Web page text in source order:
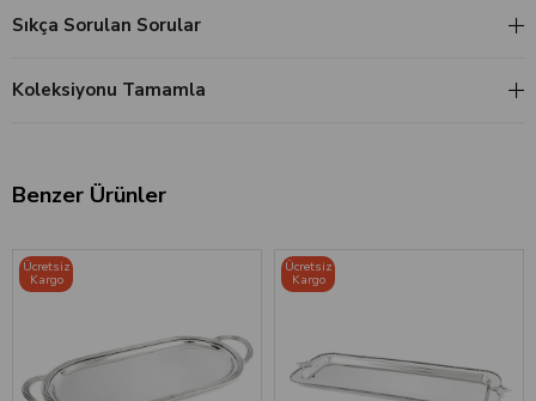
Sıkça Sorulan Sorular
Koleksiyonu Tamamla
Benzer Ürünler
Ücretsiz
Kargo
Ücretsiz
Kargo